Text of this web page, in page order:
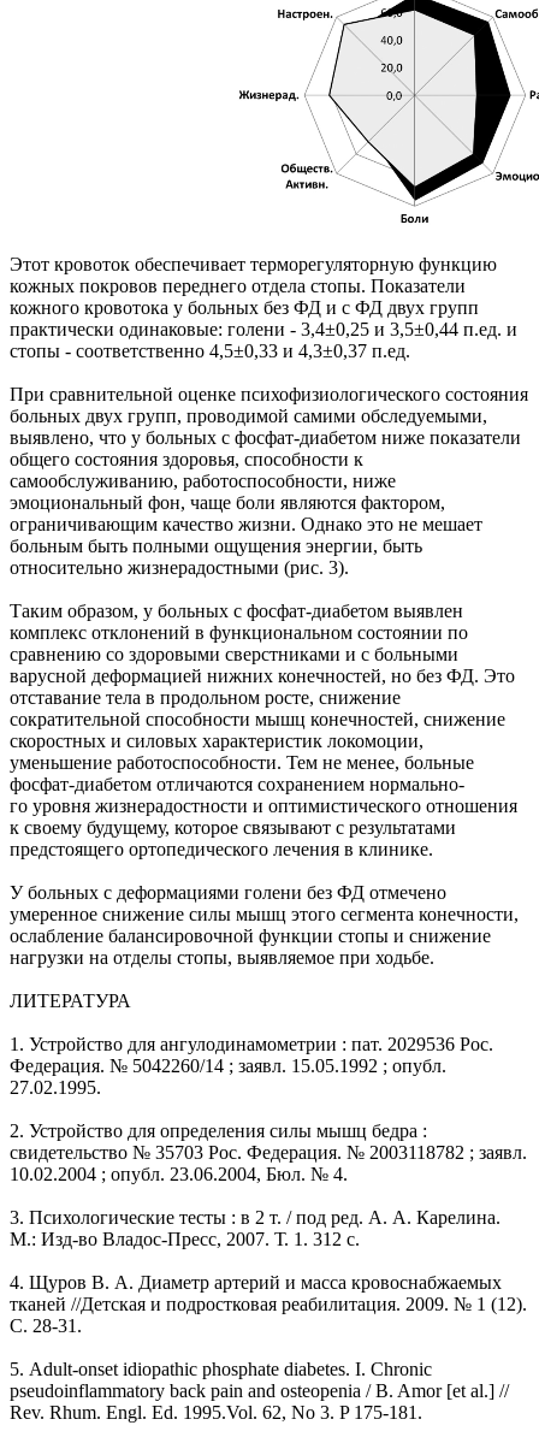
Этот кровоток обеспечивает терморегуляторную функцию
кожных покровов переднего отдела стопы. Показатели
кожного кровотока у больных без ФД и с ФД двух групп
практически одинаковые: голени - 3,4±0,25 и 3,5±0,44 п.ед. и
стопы - соответственно 4,5±0,33 и 4,3±0,37 п.ед.
При сравнительной оценке психофизиологического состояния
больных двух групп, проводимой самими обследуемыми,
выявлено, что у больных с фосфат-диабетом ниже показатели
общего состояния здоровья, способности к
самообслуживанию, работоспособности, ниже
эмоциональный фон, чаще боли являются фактором,
ограничивающим качество жизни. Однако это не мешает
больным быть полными ощущения энергии, быть
относительно жизнерадостными (рис. 3).
Таким образом, у больных с фосфат-диабетом выявлен
комплекс отклонений в функциональном состоянии по
сравнению со здоровыми сверстниками и с больными
варусной деформацией нижних конечностей, но без ФД. Это
отставание тела в продольном росте, снижение
сократительной способности мышц конечностей, снижение
скоростных и силовых характеристик локомоции,
уменьшение работоспособности. Тем не менее, больные
фосфат-диабетом отличаются сохранением нормально-
го уровня жизнерадостности и оптимистического отношения
к своему будущему, которое связывают с результатами
предстоящего ортопедического лечения в клинике.
У больных с деформациями голени без ФД отмечено
умеренное снижение силы мышц этого сегмента конечности,
ослабление балансировочной функции стопы и снижение
нагрузки на отделы стопы, выявляемое при ходьбе.
ЛИТЕРАТУРА
1. Устройство для ангулодинамометрии : пат. 2029536 Рос.
Федерация. № 5042260/14 ; заявл. 15.05.1992 ; опубл.
27.02.1995.
2. Устройство для определения силы мышц бедра :
свидетельство № 35703 Рос. Федерация. № 2003118782 ; заявл.
10.02.2004 ; опубл. 23.06.2004, Бюл. № 4.
3. Психологические тесты : в 2 т. / под ред. А. А. Карелина.
М.: Изд-во Владос-Пресс, 2007. Т. 1. 312 с.
4. Щуров В. А. Диаметр артерий и масса кровоснабжаемых
тканей //Детская и подростковая реабилитация. 2009. № 1 (12).
С. 28-31.
5. Adult-onset idiopathic phosphate diabetes. I. Chronic
pseudoinflammatory back pain and osteopenia / B. Amor [et al.] //
Rev. Rhum. Engl. Ed. 1995.Vol. 62, No 3. P 175-181.